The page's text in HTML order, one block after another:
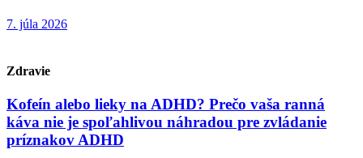
7. júla 2026
Zdravie
Kofeín alebo lieky na ADHD? Prečo vaša ranná
káva nie je spoľahlivou náhradou pre zvládanie
príznakov ADHD